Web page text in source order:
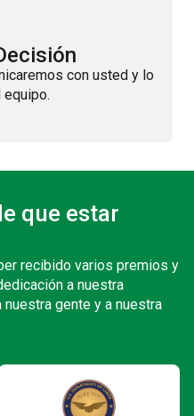
con usted y lo
que estar
recibido varios premios y
a nuestra
gente y a nuestra